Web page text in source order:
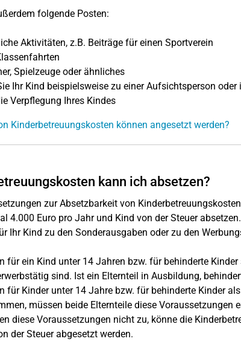
folgende Posten:
Aktivitäten, z.B. Beiträge für einen Sportverein
Spielzeuge oder ähnliches
Ihr Kind beispielsweise zu einer Aufsichtsperson oder
Verpflegung Ihres Kindes
Kinderbetreuungskosten können angesetzt werden?
kann ich absetzen?
zur Absetzbarkeit von
4.000 Euro pro Jahr und Kind von der Steuer
Ihr Kind zu den Sonderausgaben oder zu den
für ein Kind unter 14 Jahren bzw. für behinderte
sind. Ist ein Elternteil in Ausbildung,
für Kinder unter 14 Jahre bzw. für behinderte Kinder
müssen beide Elternteile diese Voraussetzungen
diese Voraussetzungen nicht zu, könne die
der Steuer abgesetzt werden.